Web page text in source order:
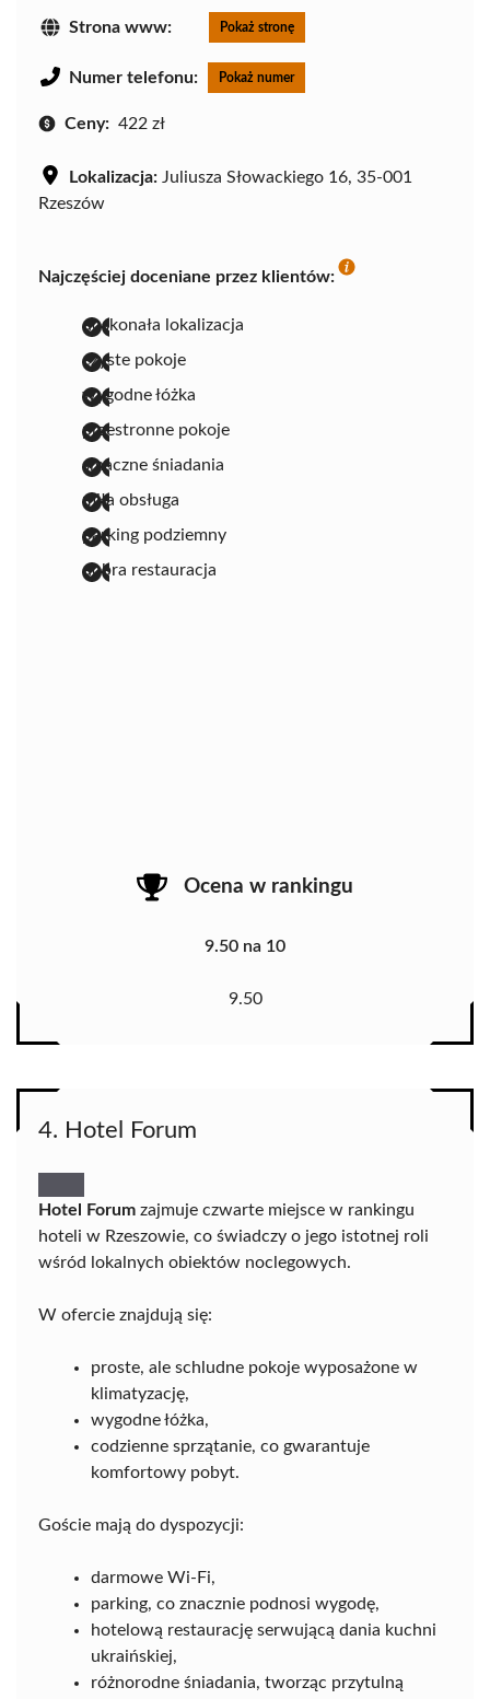
Strona www: Pokaż stronę
Numer telefonu: Pokaż numer
Ceny: 422 zł
Lokalizacja: Juliusza Słowackiego 16, 35-001
Rzeszów
Najczęściej doceniane przez klientów:
doskonała lokalizacja
czyste pokoje
wygodne łóżka
przestronne pokoje
smaczne śniadania
miła obsługa
parking podziemny
dobra restauracja
Ocena w rankingu
9.50 na 10
9.50
4. Hotel Forum
Hotel Forum zajmuje czwarte miejsce w rankingu
hoteli w Rzeszowie, co świadczy o jego istotnej roli
wśród lokalnych obiektów noclegowych.
W ofercie znajdują się:
proste, ale schludne pokoje wyposażone w
klimatyzację,
wygodne łóżka,
codzienne sprzątanie, co gwarantuje
komfortowy pobyt.
Goście mają do dyspozycji:
darmowe Wi-Fi,
parking, co znacznie podnosi wygodę,
hotelową restaurację serwującą dania kuchni
ukraińskiej,
różnorodne śniadania, tworząc przytulną